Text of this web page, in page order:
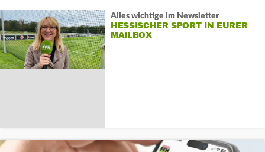
Alles wichtige im Newsletter
HESSISCHER SPORT IN EURER
MAILBOX